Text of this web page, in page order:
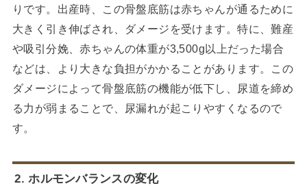
りです。出産時、この骨盤底筋は赤ちゃんが通るために
大きく引き伸ばされ、ダメージを受けます。特に、難産
や吸引分娩、赤ちゃんの体重が3,500g以上だった場合
などは、より大きな負担がかかることがあります。この
ダメージによって骨盤底筋の機能が低下し、尿道を締め
る力が弱まることで、尿漏れが起こりやすくなるので
す。
2. ホルモンバランスの変化